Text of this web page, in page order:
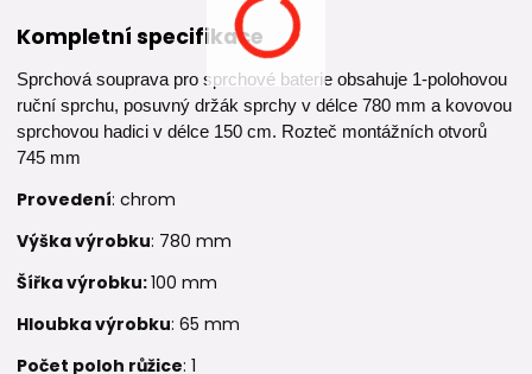
Kompletní specifikace
Sprchová souprava pro sprchové baterie obsahuje 1-polohovou
ruční sprchu, posuvný držák sprchy v délce 780 mm a kovovou
sprchovou hadici v délce 150 cm. Rozteč montážních otvorů
745 mm
Provedení: chrom
Výška výrobku: 780 mm
Šířka výrobku:100 mm
Hloubka výrobku: 65 mm
Počet poloh růžice: 1